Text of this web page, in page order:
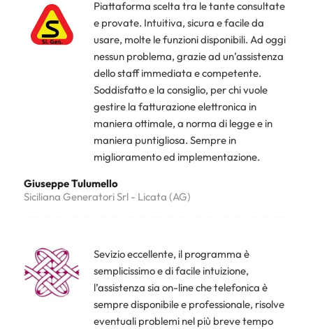
Piattaforma scelta tra le tante consultate
e provate. Intuitiva, sicura e facile da
usare, molte le funzioni disponibili. Ad oggi
nessun problema, grazie ad un’assistenza
dello staff immediata e competente.
Soddisfatto e la consiglio, per chi vuole
gestire la fatturazione elettronica in
maniera ottimale, a norma di legge e in
maniera puntigliosa. Sempre in
miglioramento ed implementazione.
Giuseppe Tulumello
Siciliana Generatori Srl - Licata (AG)
Sevizio eccellente, il programma è
semplicissimo e di facile intuizione,
l’assistenza sia on-line che telefonica è
sempre disponibile e professionale, risolve
eventuali problemi nel più breve tempo